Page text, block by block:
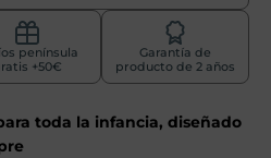
península
+50€
Garantía de
producto de 2 años
toda la infancia, diseñado